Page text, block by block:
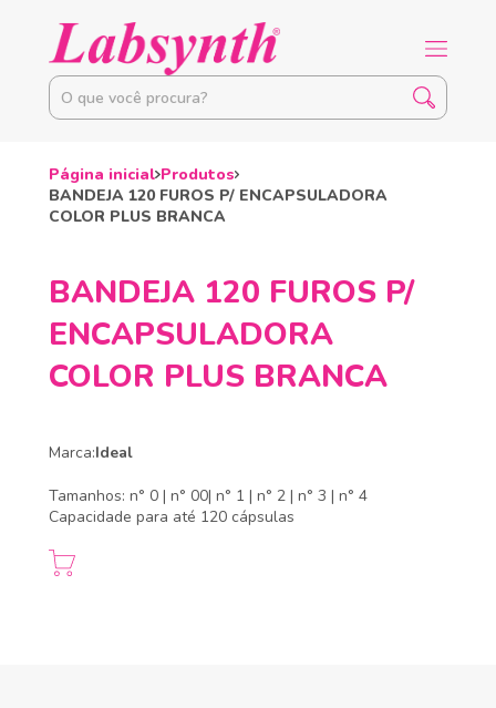
Página inicial Produtos
BANDEJA 120 FUROS P/ ENCAPSULADORA
COLOR PLUS BRANCA
BANDEJA 120 FUROS P/
ENCAPSULADORA
COLOR PLUS BRANCA
Marca:Ideal
Tamanhos: n° 0 | n° 00| n° 1 | n° 2 | n° 3 | n° 4
Capacidade para até 120 cápsulas